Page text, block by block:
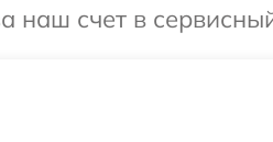
счет в